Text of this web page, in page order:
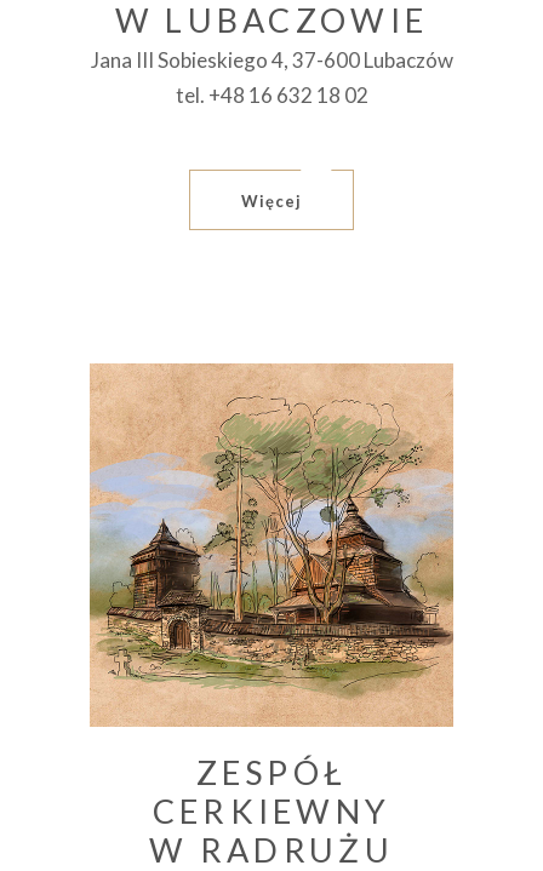
W LUBACZOWIE
Jana III Sobieskiego 4, 37-600 Lubaczów
tel. +48 16 632 18 02
Więcej
ZESPÓŁ
CERKIEWNY
W RADRUŻU